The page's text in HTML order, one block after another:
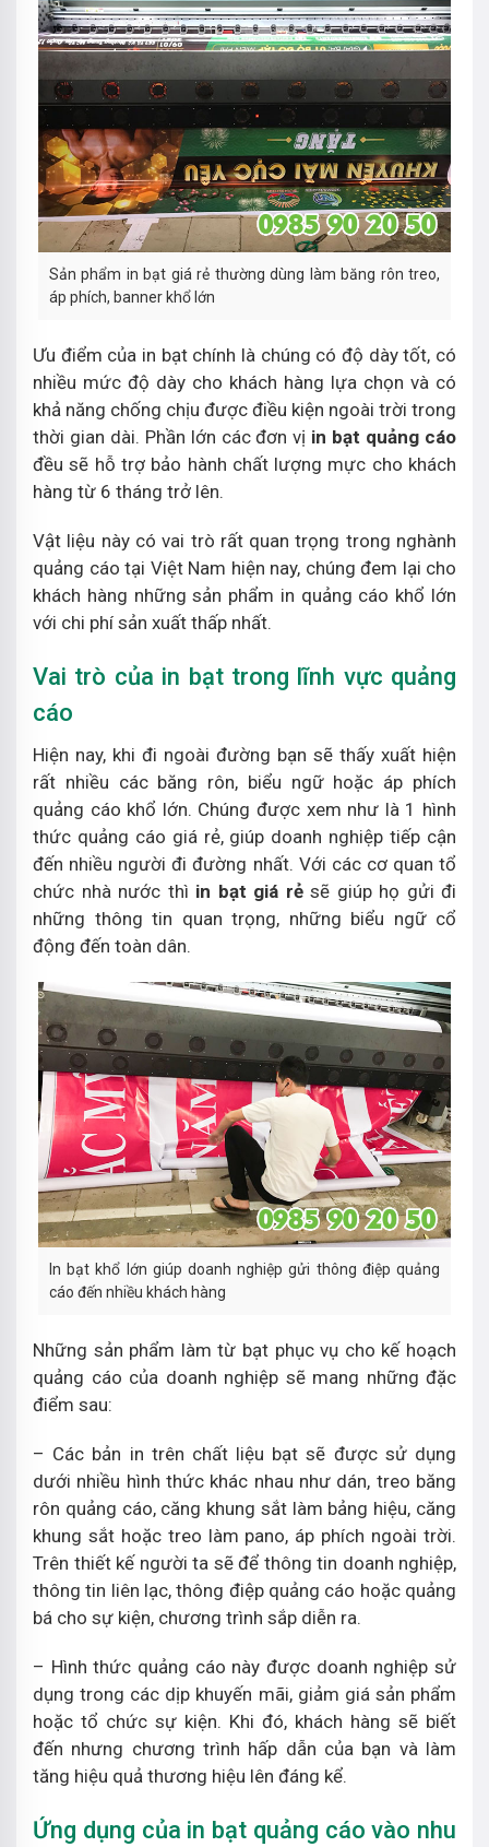
Sản phẩm in bạt giá rẻ thường dùng làm băng rôn treo,
áp phích, banner khổ lớn
Ưu điểm của in bạt chính là chúng có độ dày tốt, có
nhiều mức độ dày cho khách hàng lựa chọn và có
khả năng chống chịu được điều kiện ngoài trời trong
thời gian dài. Phần lớn các đơn vị in bạt quảng cáo
đều sẽ hỗ trợ bảo hành chất lượng mực cho khách
hàng từ 6 tháng trở lên.
Vật liệu này có vai trò rất quan trọng trong nghành
quảng cáo tại Việt Nam hiện nay, chúng đem lại cho
khách hàng những sản phẩm in quảng cáo khổ lớn
với chi phí sản xuất thấp nhất.
Vai trò của in bạt trong lĩnh vực quảng
cáo
Hiện nay, khi đi ngoài đường bạn sẽ thấy xuất hiện
rất nhiều các băng rôn, biểu ngữ hoặc áp phích
quảng cáo khổ lớn. Chúng được xem như là 1 hình
thức quảng cáo giá rẻ, giúp doanh nghiệp tiếp cận
đến nhiều người đi đường nhất. Với các cơ quan tổ
chức nhà nước thì in bạt giá rẻsẽ giúp họ gửi đi
những thông tin quan trọng, những biểu ngữ cổ
động đến toàn dân.
In bạt khổ lớn giúp doanh nghiệp gửi thông điệp quảng
cáo đến nhiều khách hàng
Những sản phẩm làm từ bạt phục vụ cho kế hoạch
quảng cáo của doanh nghiệp sẽ mang những đặc
điểm sau:
– Các bản in trên chất liệu bạt sẽ được sử dụng
dưới nhiều hình thức khác nhau như dán, treo băng
rôn quảng cáo, căng khung sắt làm bảng hiệu, căng
khung sắt hoặc treo làm pano, áp phích ngoài trời.
Trên thiết kế người ta sẽ để thông tin doanh nghiệp,
thông tin liên lạc, thông điệp quảng cáo hoặc quảng
bá cho sự kiện, chương trình sắp diễn ra.
– Hình thức quảng cáo này được doanh nghiệp sử
dụng trong các dịp khuyến mãi, giảm giá sản phẩm
hoặc tổ chức sự kiện. Khi đó, khách hàng sẽ biết
đến nhưng chương trình hấp dẫn của bạn và làm
tăng hiệu quả thương hiệu lên đáng kể.
Ứng dụng của in bạt quảng cáo vào nhu